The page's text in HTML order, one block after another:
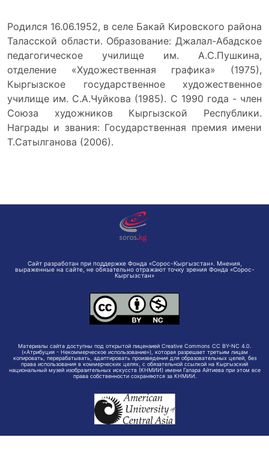
Родился 16.06.1952, в селе Бакай Кировского района
Таласской области. Образование: Джалал-Абадское
педагогическое училище им. А.С.Пушкина,
отделение «Художественная графика» (1975),
Кыргызское государственное художественное
училище им. С.А.Чуйкова (1985). С 1990 года - член
Союза художников Кыргызской Республики.
Награды и звания: Государственная премия имени
Т.Сатылганова (2006).
Сайт разработан при поддержке Фонда «Сорос-Кыргызстан». Мнения,
выраженные на сайте, не обязательно отражают точку зрения Фонда «Сорос-
Кыргызстан»
Материалы сайта доступны под открытой лицензией Creative Commons CC BY-NC 4.0.
(«Атрибуция - Некоммерческое использование»), которая разрешает третьим лицам
копировать, перерабатывать, адаптировать произведения для образовательных целей, без
права использования в коммерческих целях, с обязательной ссылкой на Кыргызский
национальный музей изобразительных искусств (КНМИИ) имени Гапара Айтиева при этом все
права собственности сохраняются за КНМИИ.